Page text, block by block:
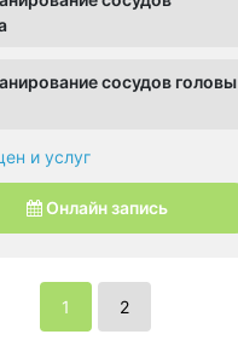
сосудов головы
и услуг
Онлайн запись
1 2